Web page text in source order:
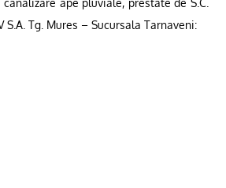
S.A. Tg. Mures – Sucursala Tarnaveni: